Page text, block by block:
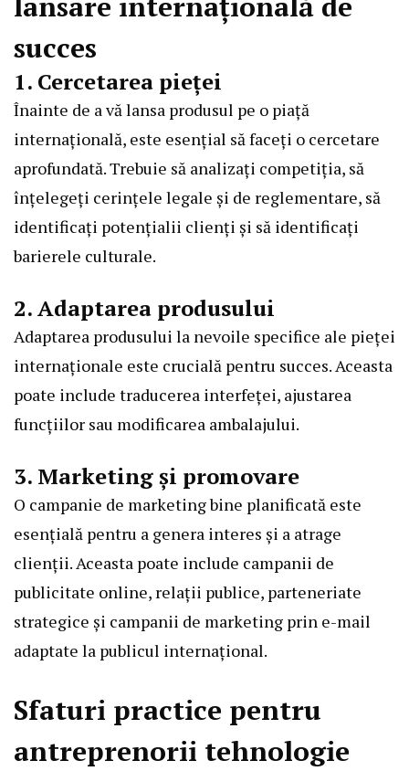
succes
1. Cercetarea pieței
Înainte de a vă lansa produsul pe o piață
internațională, este esențial să faceți o cercetare
aprofundată. Trebuie să analizați competiția, să
înțelegeți cerințele legale și de reglementare, să
identificați potențialii clienți și să identificați
barierele culturale.
2. Adaptarea produsului
Adaptarea produsului la nevoile specifice ale pieței
internaționale este crucială pentru succes. Aceasta
poate include traducerea interfeței, ajustarea
funcțiilor sau modificarea ambalajului.
3. Marketing și promovare
O campanie de marketing bine planificată este
esențială pentru a genera interes și a atrage
clienții. Aceasta poate include campanii de
publicitate online, relații publice, parteneriate
strategice și campanii de marketing prin e-mail
adaptate la publicul internațional.
Sfaturi practice pentru
antreprenorii tehnologie